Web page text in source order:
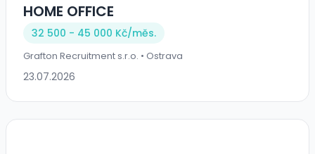
HOME OFFICE
32 500 - 45 000 Kč/měs.
Grafton Recruitment s.r.o. • Ostrava
23.07.2026